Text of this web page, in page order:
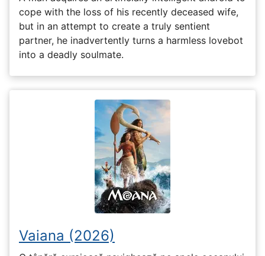
cope with the loss of his recently deceased wife,
but in an attempt to create a truly sentient
partner, he inadvertently turns a harmless lovebot
into a deadly soulmate.
Vaiana (2026)